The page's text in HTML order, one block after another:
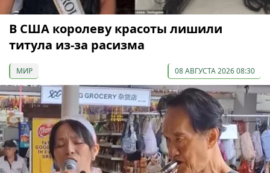
В США королеву красоты лишили
титула из-за расизма
МИР 08 АВГУСТА 2026 08:30